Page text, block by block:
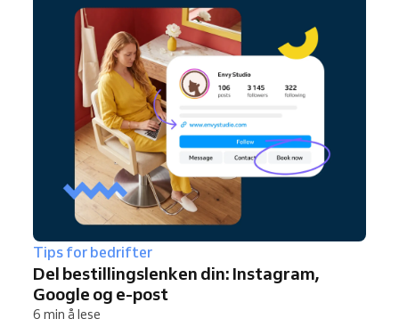
Tips for bedrifter
Del bestillingslenken din: Instagram,
Google og e-post
6 min å lese